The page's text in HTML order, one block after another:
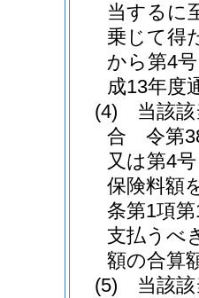
当するに
乗じて得
から第4
成13年度
(4)
当該
合 令第
又は第4
保険料額
条第1項
支払うべ
額の合算
(5)
当該